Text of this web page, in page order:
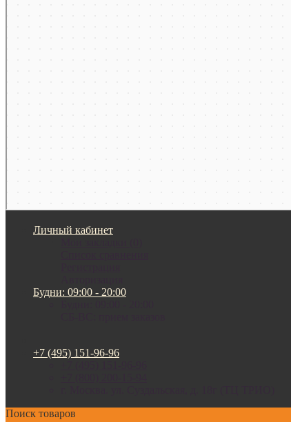
Личный кабинет
Будни: 09:00 - 20:00
+7 (495) 151-96-96
Поиск товаров